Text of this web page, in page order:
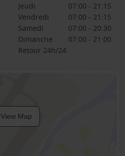
Jeudi
07:00 - 21:15
Vendredi
07:00 - 21:15
Samedi
07:00 - 20:30
Dimanche
07:00 - 21:00
Retour 24h/24
View Map